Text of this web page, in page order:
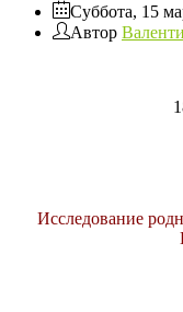
Суббота, 15
Автор
Исследование